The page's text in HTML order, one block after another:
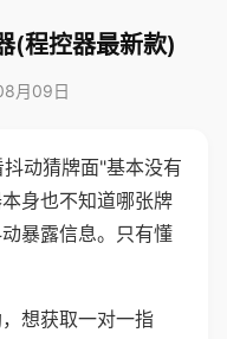
(程控器最新款)
月09日
动猜牌面"基本没有
身也不知道哪张牌
暴露信息。只有懂
想获取一对一指